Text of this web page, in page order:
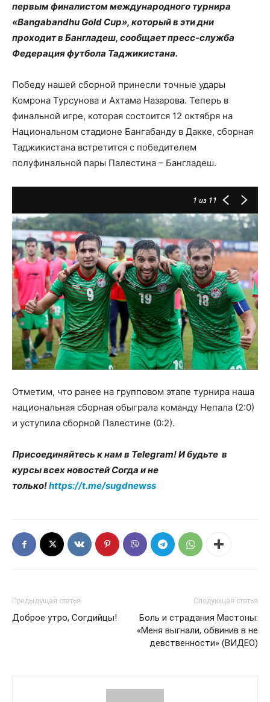
первым финалистом международного турнира
«Bangabandhu Gold Cup», который в эти дни
проходит в Бангладеш, сообщает пресс-служба
Федерация футбола Таджикистана.
Победу нашей сборной принесли точные удары
Комрона Турсунова и Ахтама Назарова. Теперь в
финальной игре, которая состоится 12 октября на
Национальном стадионе Бангабанду в Дакке, сборная
Таджикистана встретится с победителем
полуфинальной пары Палестина – Бангладеш.
1 из 11
Отметим, что ранее на групповом этапе турнира наша
национальная сборная обыграла команду Непала (2:0)
и уступила сборной Палестине (0:2).
Присоединяйтесь к нам в Telegram! И будьте в
курсы всех новостей Согда и не
только!https://t.me/sugdnewss
Предыдущая статья
Доброе утро, Согдийцы!
Следующая статья
Боль и страдания Мастоны:
«Меня выгнали, обвинив в не
девственности» (ВИДЕО)